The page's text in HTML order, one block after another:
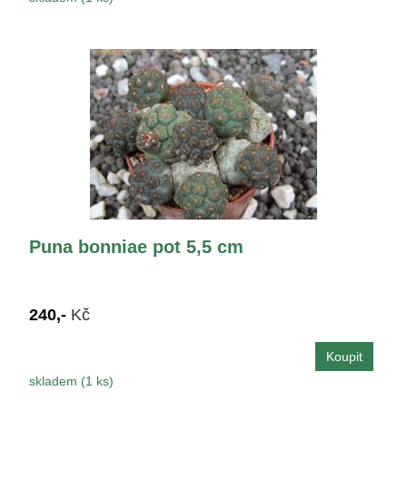
Puna bonniae pot 5,5 cm
240,- Kč
skladem (1 ks)